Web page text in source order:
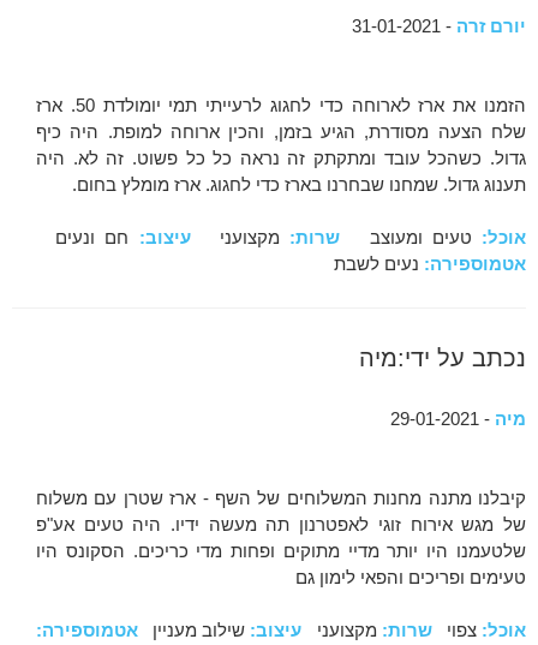
יורם זרה - 31-01-2021
הזמנו את ארז לארוחה כדי לחגוג לרעייתי תמי יומולדת 50. ארז
שלח הצעה מסודרת, הגיע בזמן, והכין ארוחה למופת. היה כיף
גדול. כשהכל עובד ומתקתק זה נראה כל כל פשוט. זה לא. היה
תענוג גדול. שמחנו שבחרנו בארז כדי לחגוג. ארז מומלץ בחום.
אוכל: טעים ומעוצב שרות: מקצועניעיצוב: חם ונעים
אטמוספירה: נעים לשבת
נכתב על ידי:מיה
מיה - 29-01-2021
קיבלנו מתנה מחנות המשלוחים של השף - ארז שטרן עם משלוח
של מגש אירוח זוגי לאפטרנון תה מעשה ידיו. היה טעים אע"פ
שלטעמנו היו יותר מדיי מתוקים ופחות מדי כריכים. הסקונס היו
טעימים ופריכים והפאי לימון גם
אוכל: צפוישרות: מקצועני עיצוב: שילוב מעניין אטמוספירה: